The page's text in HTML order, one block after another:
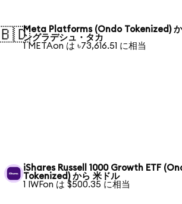
Meta Platforms (Ondo Tokenized)
ングラデシュ・タカ
1 METAon は ৳73,616.51 に相当
iShares Russell 1000 Growth ETF
Tokenized) から 米ドル
1 IWFon は $500.35 に相当